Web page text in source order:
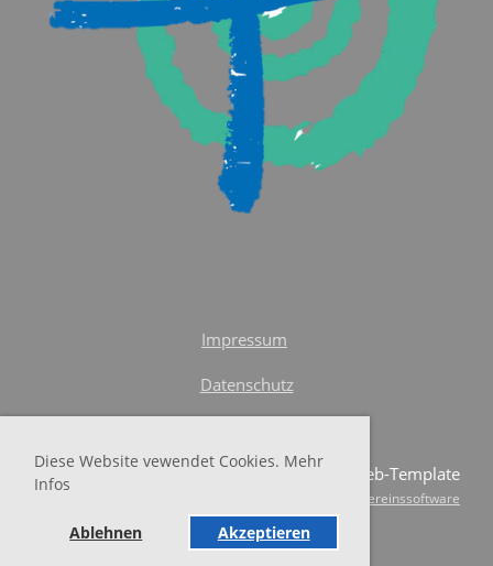
Diese Website vewendet Cookies. Mehr
Infos
Ablehnen Akzeptieren
Impressum
Datenschutz
© SKF-Web-Template
Erstellt mit ClubDesk Vereinssoftware